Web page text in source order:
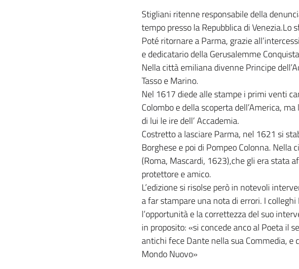
Stigliani ritenne responsabile della
tempo presso la Repubblica di
Poté ritornare a Parma, grazie
e dedicatario della Gerusalemme
Nella città emiliana divenne Principe
Tasso e Marino.
Nel 1617 diede alle stampe i primi venti
Colombo e della scoperta dell’America,
di lui le ire dell’ Accademia.
Costretto a lasciare Parma, nel 1621 si
Borghese e poi di Pompeo Colonna. Nella
(Roma, Mascardi, 1623),che gli era stata
protettore e amico.
L’edizione si risolse però in notevoli
a far stampare una nota di errori. I
l’opportunità e la correttezza del suo
in proposito: «si concede anco al Poeta il
antichi fece Dante nella sua Commedia,
Mondo Nuovo»